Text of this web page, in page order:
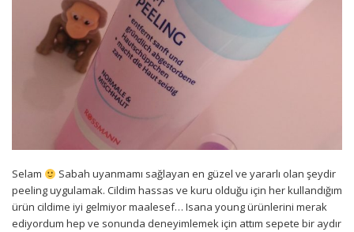
Selam
Sabah uyanmamı sağlayan en güzel ve yararlı olan şeydir
peeling uygulamak. Cildim hassas ve kuru olduğu için her kullandığım
ürün cildime iyi gelmiyor maalesef… Isana young ürünlerini merak
ediyordum hep ve sonunda deneyimlemek için attım sepete bir aydır